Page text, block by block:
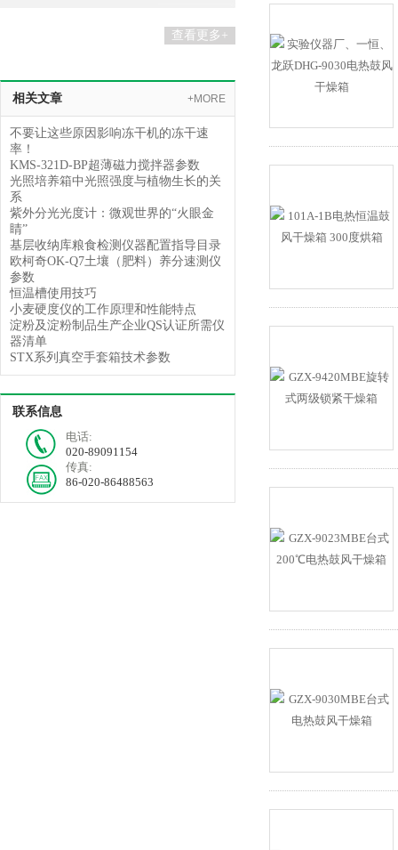
查看更多+
相关文章 +MORE
不要让这些原因影响冻干机的冻干速
率！
KMS-321D-BP超薄磁力搅拌器参数
光照培养箱中光照强度与植物生长的关
系
紫外分光光度计：微观世界的“火眼金
睛”
基层收纳库粮食检测仪器配置指导目录
欧柯奇OK-Q7土壤（肥料）养分速测仪
参数
恒温槽使用技巧
小麦硬度仪的工作原理和性能特点
淀粉及淀粉制品生产企业QS认证所需仪
器清单
STX系列真空手套箱技术参数
联系信息
电话:
020-89091154
传真:
86-020-86488563